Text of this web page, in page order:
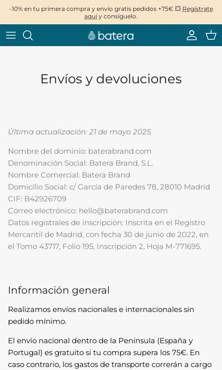
contenido
-10% en tu primera compra y envío gratis pedidos +75€ 💥 Regístrate
aquíy consíguelo.
AW25 - Forever Young
AW25 - Forever Young
Envíos y devoluciones
Última actualización: 21 de mayo 2025
Nombre del dominio: baterabrand.com
Denominación Social: Batera Brand, S.L.
Nombre Comercial: Batera Brand
Domicilio Social: c/ García de Paredes 78, 28010 Madrid
CIF: B42926709
Correo electrónico: hello@baterabrand.com
Datos registrales de inscripción: Inscrita en el Registro
Mercantil de Madrid, con fecha 30 de junio de 2022, en
el Tomo 43717, Folio 195, Inscripción 2, Hoja M-771695.
Información general
Realizamos envíos nacionales e internacionales sin
pedido mínimo.
El envío nacional dentro de la Península (España y
Portugal) es gratuito si tu compra supera los 75€. En
caso contrario, los gastos de transporte correrán a cargo